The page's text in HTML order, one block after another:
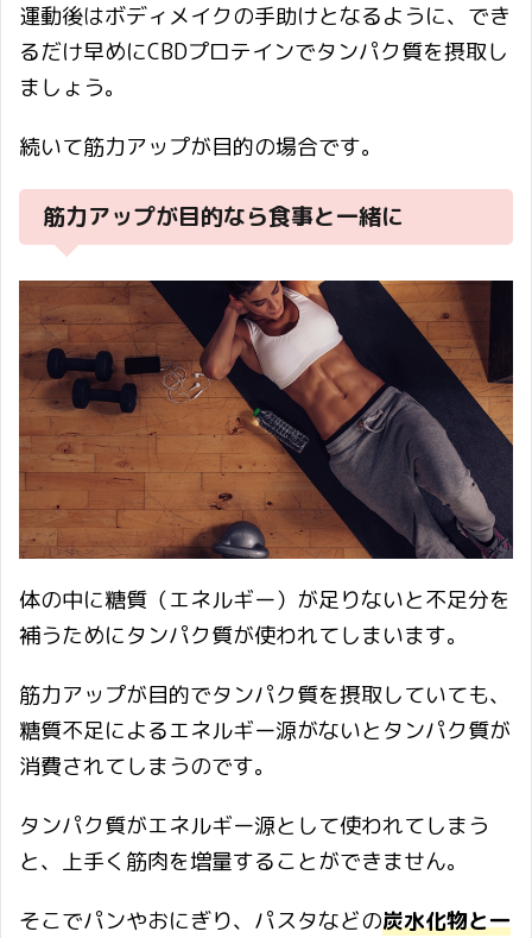
運動後はボディメイクの手助けとなるように、でき
るだけ早めにCBDプロテインでタンパク質を摂取し
ましょう。
続いて筋力アップが目的の場合です。
筋力アップが目的なら食事と一緒に
体の中に糖質（エネルギー）が足りないと不足分を
補うためにタンパク質が使われてしまいます。
筋力アップが目的でタンパク質を摂取していても、
糖質不足によるエネルギー源がないとタンパク質が
消費されてしまうのです。
タンパク質がエネルギー源として使われてしまう
と、上手く筋肉を増量することができません。
そこでパンやおにぎり、パスタなどの炭水化物と一